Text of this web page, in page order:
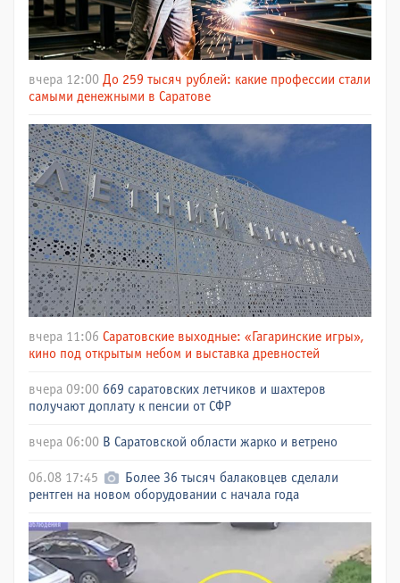
вчера 12:00 До 259 тысяч рублей: какие профессии стали
самыми денежными в Саратове
вчера 11:06 Саратовские выходные: «Гагаринские игры»,
кино под открытым небом и выставка древностей
вчера 09:00 669 саратовских летчиков и шахтеров
получают доплату к пенсии от СФР
вчера 06:00 В Саратовской области жарко и ветрено
06.08 17:45
Более 36 тысяч балаковцев сделали
рентген на новом оборудовании с начала года